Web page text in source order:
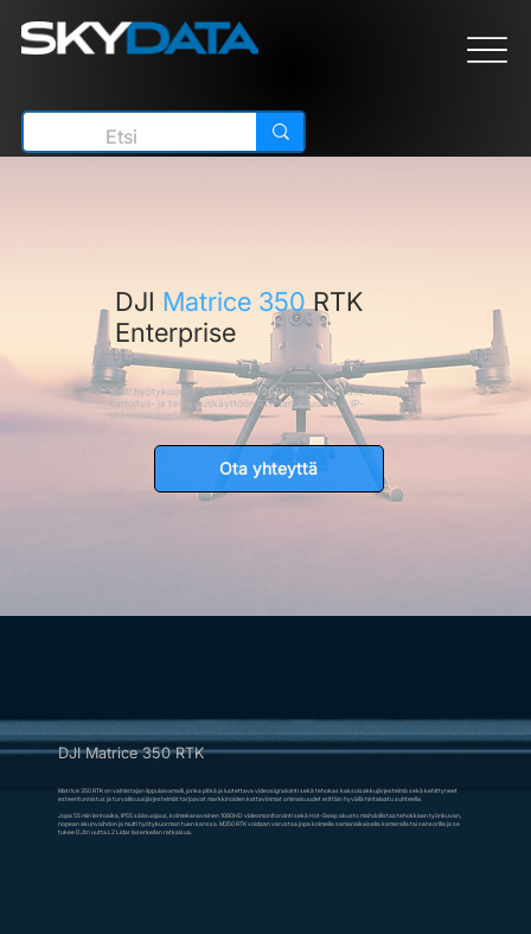
DJI Matrice 350RTK
Enterprise
Moni hyötykuormatuella varustettu DJI lippulaivamalli, vaativaan
kartoitus- ja tarkastuskäyttöön RTK tarkkuudella ja IP-
sääsuojauksella
Ota yhteyttä
DJI Matrice 350 RTK
Matrice 350 RTK on valmistajan lippulaivamalli, jonka pitkä ja luotettava videosignalointi sekä tehokas kaksoisakkujärjestelmä sekä kehittyneet
esteentunnistus ja turvallisuusjärjestelmät tarjoavat markkinoiden kattavimmat ominaisuudet erittäin hyvällä hintalaatu suhteella.
Jopa 55 min lentoaika, IP55 sääsuojaus, kolmekanavainen 1080HD videomonitorointi sekä Hot-Swap akusto mahdollistaa tehokkaan työnkuvan,
nopean akunvaihdon ja multi hyötykuorman tuen kanssa. M350 RTK voidaan varustaa jopa kolmella samanaikaisella kameralla tai sensorilla ja se
tukee DJI:n uutta L2 Lidar laserkeilan ratkaisua.